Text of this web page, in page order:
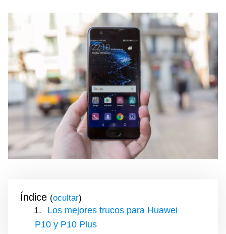
Índice ( )
Los mejores trucos para Huawei
P10 y P10 Plus